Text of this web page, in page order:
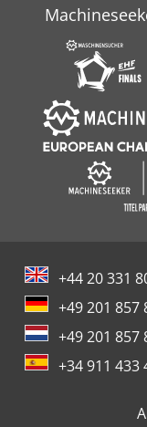
+44 20 331
+49 201 857
+49 201 857
+34 911 433